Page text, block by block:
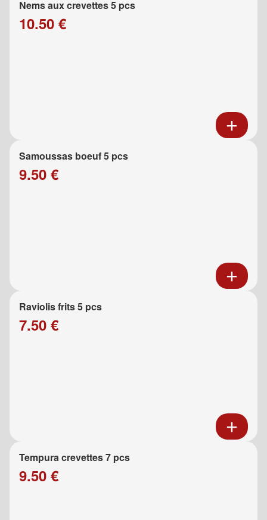
Nems aux crevettes 5 pcs
10.50 €
Samoussas boeuf 5 pcs
9.50 €
Raviolis frits 5 pcs
7.50 €
Tempura crevettes 7 pcs
9.50 €